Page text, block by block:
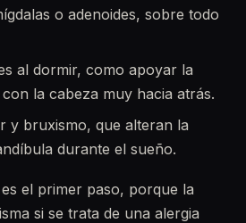
o adenoides, sobre todo
al dormir, como apoyar la
la cabeza muy hacia atrás.
y bruxismo, que alteran la
durante el sueño.
el primer paso, porque la
si se trata de una alergia